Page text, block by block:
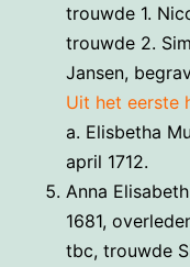
trouwde 1.
trouwde 2.
Jansen,
Uit het eerste
a. Elisbetha
april 1712.
Anna
1681,
tbc, trouwde